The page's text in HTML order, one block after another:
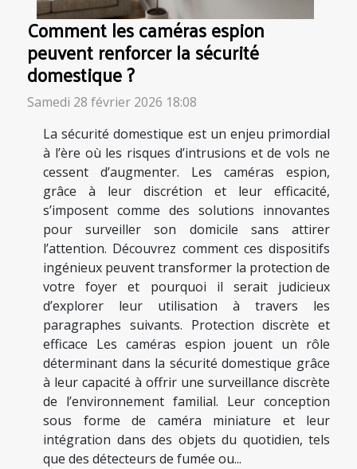
Comment les caméras espion
peuvent renforcer la sécurité
domestique ?
Samedi 28 février 2026 18:08
La sécurité domestique est un enjeu primordial
à l’ère où les risques d’intrusions et de vols ne
cessent d’augmenter. Les caméras espion,
grâce à leur discrétion et leur efficacité,
s’imposent comme des solutions innovantes
pour surveiller son domicile sans attirer
l’attention. Découvrez comment ces dispositifs
ingénieux peuvent transformer la protection de
votre foyer et pourquoi il serait judicieux
d’explorer leur utilisation à travers les
paragraphes suivants. Protection discrète et
efficace Les caméras espion jouent un rôle
déterminant dans la sécurité domestique grâce
à leur capacité à offrir une surveillance discrète
de l’environnement familial. Leur conception
sous forme de caméra miniature et leur
intégration dans des objets du quotidien, tels
que des détecteurs de fumée ou...